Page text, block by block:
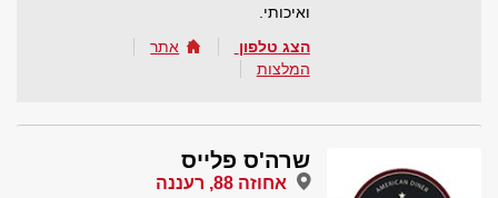
ואיכותי.
הצג טלפון
אתר
המלצות
שרה'ס פלייס
אחוזה 88, רעננה